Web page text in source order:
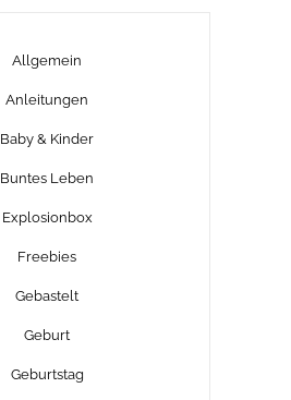
Allgemein
Anleitungen
Baby & Kinder
Buntes Leben
Explosionbox
Freebies
Gebastelt
Geburt
Geburtstag